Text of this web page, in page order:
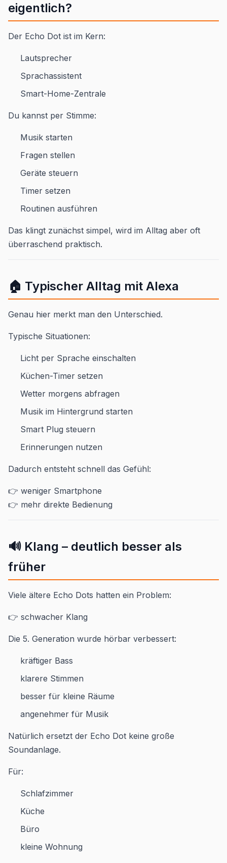
eigentlich?
Der Echo Dot ist im Kern:
Lautsprecher
Sprachassistent
Smart-Home-Zentrale
Du kannst per Stimme:
Musik starten
Fragen stellen
Geräte steuern
Timer setzen
Routinen ausführen
Das klingt zunächst simpel, wird im Alltag aber oft
überraschend praktisch.
🏠 Typischer Alltag mit Alexa
Genau hier merkt man den Unterschied.
Typische Situationen:
Licht per Sprache einschalten
Küchen-Timer setzen
Wetter morgens abfragen
Musik im Hintergrund starten
Smart Plug steuern
Erinnerungen nutzen
Dadurch entsteht schnell das Gefühl:
👉 weniger Smartphone
👉 mehr direkte Bedienung
🔊 Klang – deutlich besser als
früher
Viele ältere Echo Dots hatten ein Problem:
👉 schwacher Klang
Die 5. Generation wurde hörbar verbessert:
kräftiger Bass
klarere Stimmen
besser für kleine Räume
angenehmer für Musik
Natürlich ersetzt der Echo Dot keine große
Soundanlage.
Für:
Schlafzimmer
Küche
Büro
kleine Wohnung